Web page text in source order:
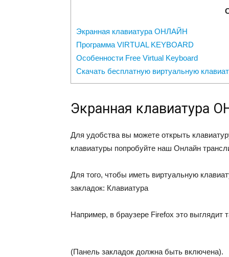
Экранная клавиатура ОНЛАЙН
Программа VIRTUAL KEYBOARD
Особенности Free Virtual Keyboard
Скачать бесплатную виртуальную
Экранная клавиатура
Для удобства вы можете открыть
клавиатуры попробуйте наш Онлайн
Для того, чтобы иметь виртуальную
закладок: Клавиатура
Например, в браузере Firefox это выглядит
(Панель закладок должна быть включена).